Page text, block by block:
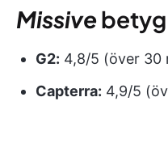
Missive
G2: 4,8/5 (över 30
Capterra: 4,9/5